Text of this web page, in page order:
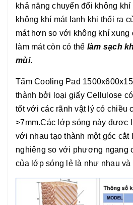
khả năng chuyển đổi không
không khí mát lạnh khi thổi ra
mát hơn so với không khí xung
làm mát còn có thể làm sạch
mùi.
Tấm Cooling Pad
thành bởi loại giấy Cellulose
tốt với các rãnh vật lý có chiều
>7mm.Các lớp sóng này được
với nhau tạo thành một góc cắt
nghiêng so với phương ngang
của lớp sóng lẻ là như nhau và